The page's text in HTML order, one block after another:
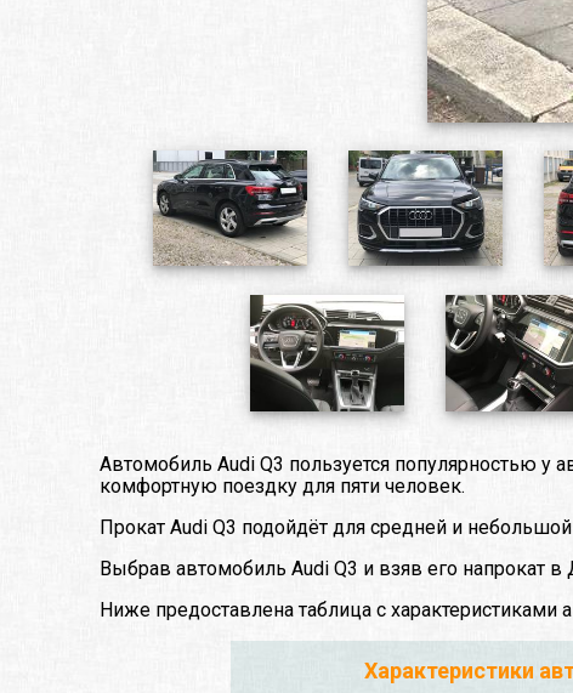
Автомобиль Audi Q3 пользуется популярностью у
комфортную поездку для пяти человек.
Прокат Audi Q3 подойдёт для средней и
Выбрав автомобиль Audi Q3 и взяв его напрокат
Ниже предоставлена таблица с
Характеристики